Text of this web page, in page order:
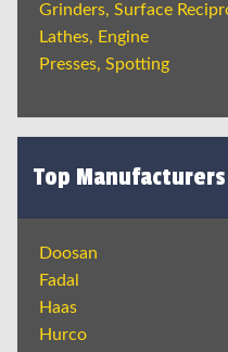
Grinders, Surface
Lathes, Engine
Presses, Spotting
Top Manufacturers
Doosan
Fadal
Haas
Hurco